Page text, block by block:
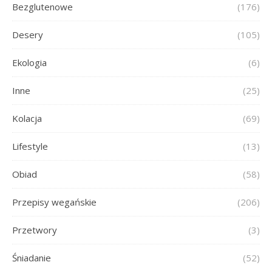
Bezglutenowe (176)
Desery (105)
Ekologia (6)
Inne (25)
Kolacja (69)
Lifestyle (13)
Obiad (58)
Przepisy wegańskie (206)
Przetwory (3)
Śniadanie (52)